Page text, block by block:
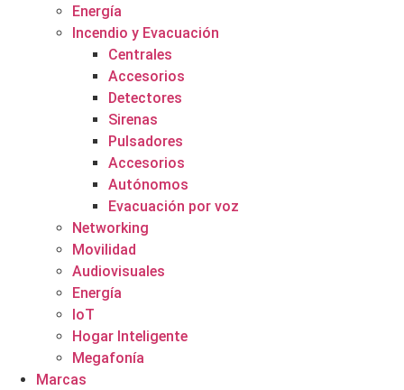
Energía
Incendio y Evacuación
Centrales
Accesorios
Detectores
Sirenas
Pulsadores
Accesorios
Autónomos
Evacuación por voz
Networking
Movilidad
Audiovisuales
Energía
IoT
Hogar Inteligente
Megafonía
Marcas